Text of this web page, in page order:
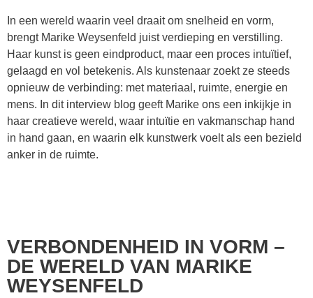
In een wereld waarin veel draait om snelheid en vorm,
brengt Marike Weysenfeld juist verdieping en verstilling.
Haar kunst is geen eindproduct, maar een proces intuïtief,
gelaagd en vol betekenis. Als kunstenaar zoekt ze steeds
opnieuw de verbinding: met materiaal, ruimte, energie en
mens. In dit interview blog geeft Marike ons een inkijkje in
haar creatieve wereld, waar intuïtie en vakmanschap hand
in hand gaan, en waarin elk kunstwerk voelt als een bezield
anker in de ruimte.
VERBONDENHEID IN VORM –
DE WERELD VAN MARIKE
WEYSENFELD